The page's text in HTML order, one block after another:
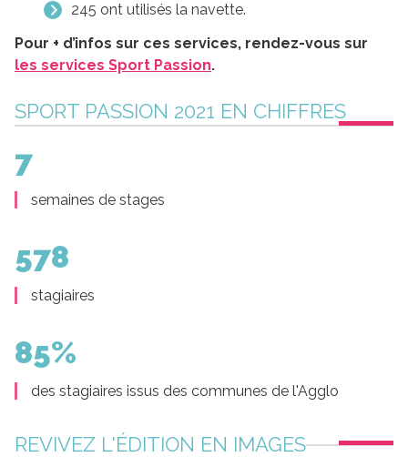
245 ont utilisés la navette.
Pour + d’infos sur ces services, rendez-vous sur
les services Sport Passion.
SPORT PASSION 2021 EN CHIFFRES
7
semaines de stages
578
stagiaires
85%
des stagiaires issus des communes de l'Agglo
REVIVEZ L'ÉDITION EN IMAGES